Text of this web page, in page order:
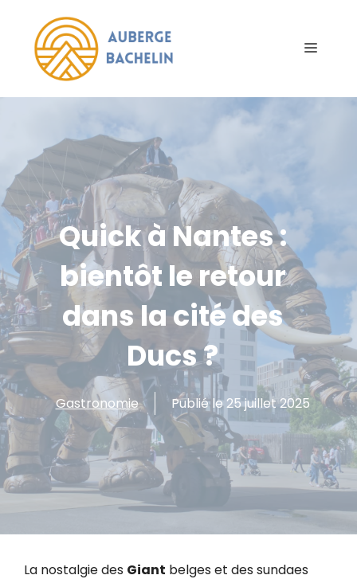
contenu
Menu
Quick à Nantes :
bientôt le retour
dans la cité des
Ducs ?
Gastronomie Publié le25 juillet 2025
La nostalgie des Giant belges et des sundaes